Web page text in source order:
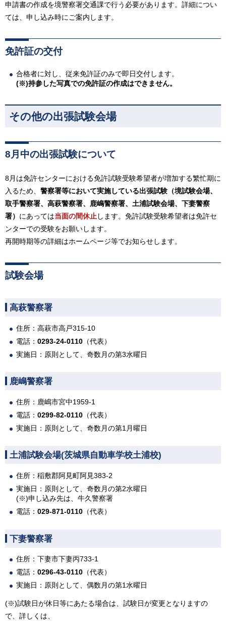
申請書の作成を境警察署交通課で行う必要があります。詳細につい
ては、申し込み時にご案内します。
免許証の交付
合格者に対し、従来免許証のみで即日交付します。
(※)持参した写真での免許証の作成はできません。
その他の出張試験会場
8月中の出張試験について
8月は免許センターにおける免許試験受験希望者が増加する繁忙期に
入るため、 警察署等において実施している出張試験（境試験会場、
取手警察署、高萩警察署、鹿嶋警察署、土浦試験会場、下妻警察
署） にあっては当面の間休止します。免許試験受験希望者は免許セ
ンターでの受験をお願いします。
再開時期等の詳細はホームページ等でお知らせします。
試験会場
高萩警察署
住所：高萩市高戸315-10
電話： 0293-24-0110 （代表）
実施日：原則として、奇数月の第3水曜日
鹿嶋警察署
住所：鹿嶋市宮中1959-1
電話： 0299-82-0110 （代表）
実施日：原則として、奇数月の第1月曜日
土浦試験会場(茨城県自動車学校土浦校)
住所：稲敷郡阿見町阿見383-2
実施日：原則として、奇数月の第2水曜日
(※)申し込み先は、牛久警察署
電話： 029-871-0110 （代表）
下妻警察署
住所：下妻市下妻丙733-1
電話： 0296-43-0110 （代表）
実施日：原則として、偶数月の第1水曜日
(※)試験日が休日等にあたる場合は、試験日が変更となりますの
で、詳しくは、